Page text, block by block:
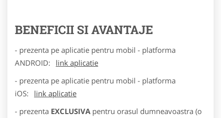
BENEFICII SI AVANTAJE
- prezenta pe aplicatie pentru mobil - platforma
ANDROID:
link aplicatie
- prezenta pe aplicatie pentru mobil - platforma
iOS:
link aplicatie
- prezenta EXCLUSIVA pentru orasul dumneavoastra (o